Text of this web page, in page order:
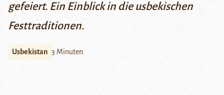
gefeiert. Ein Einblick in die usbekischen
Festtraditionen.
Usbekistan 3 Minuten